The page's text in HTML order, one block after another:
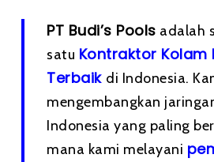
PT Budi’s Pools adalah
satu Kontraktor Kolam
Terbaik di Indonesia.
mengembangkan
Indonesia yang paling
mana kami melayani